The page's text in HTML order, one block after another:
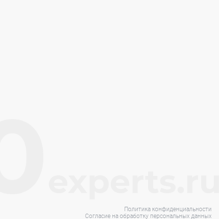
Политика конфиденциальности
Согласие на обработку персональных данных